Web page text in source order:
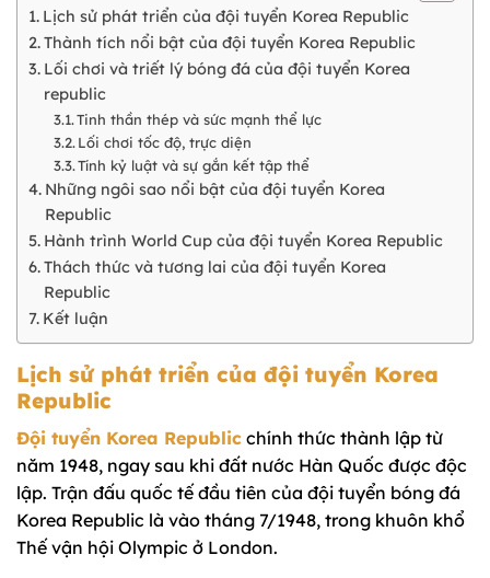
Lịch sử phát triển của đội tuyển Korea Republic
Thành tích nổi bật của đội tuyển Korea Republic
Lối chơi và triết lý bóng đá của đội tuyển Korea
republic
Tinh thần thép và sức mạnh thể lực
Lối chơi tốc độ, trực diện
Tính kỷ luật và sự gắn kết tập thể
Những ngôi sao nổi bật của đội tuyển Korea
Republic
Hành trình World Cup của đội tuyển Korea Republic
Thách thức và tương lai của đội tuyển Korea
Republic
Kết luận
Lịch sử phát triển của đội tuyển Korea
Republic
Đội tuyển Korea Republic chính thức thành lập từ
năm 1948, ngay sau khi đất nước Hàn Quốc được độc
lập. Trận đấu quốc tế đầu tiên của đội tuyển bóng đá
Korea Republic là vào tháng 7/1948, trong khuôn khổ
Thế vận hội Olympic ở London.